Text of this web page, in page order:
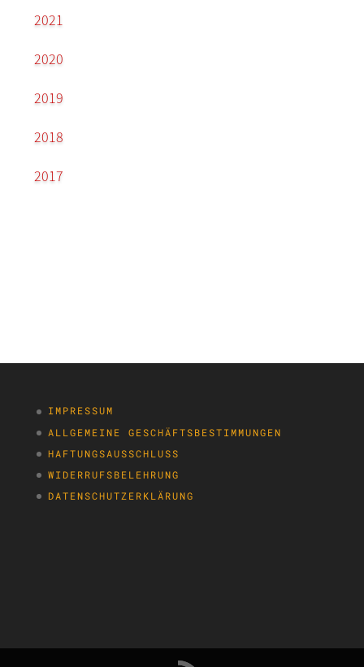
2021
2020
2019
2018
2017
IMPRESSUM
ALLGEMEINE GESCHÄFTSBESTIMMUNGEN
HAFTUNGSAUSSCHLUSS
WIDERRUFSBELEHRUNG
DATENSCHUTZERKLÄRUNG